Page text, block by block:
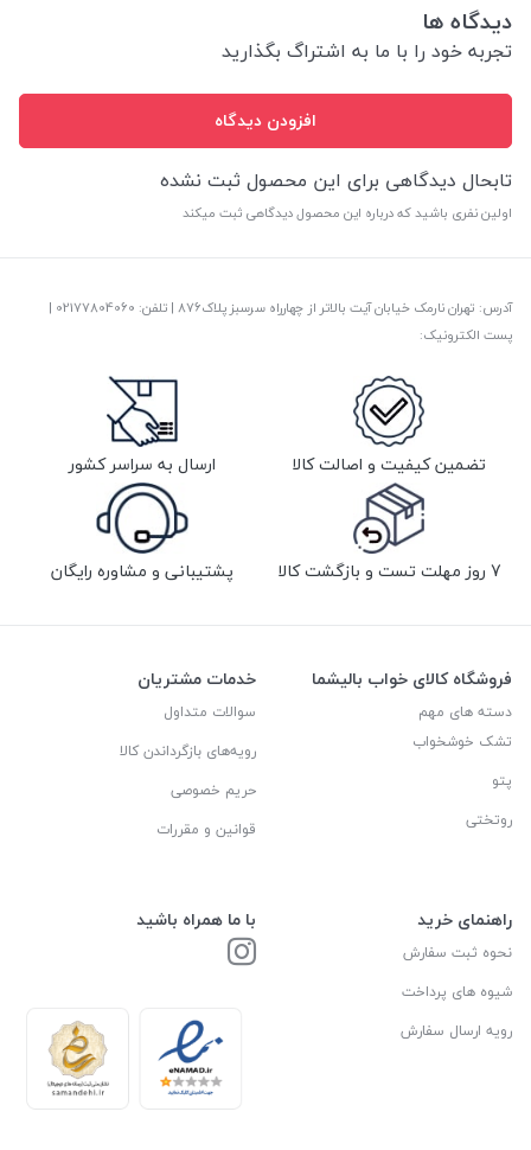
دیدگاه ها
تجربه خود را با ما به اشتراگ بگذارید
افزودن دیدگاه
تابحال دیدگاهی برای این محصول ثبت نشده
اولین نفری باشید که درباره این محصول دیدگاهی ثبت میکند
آدرس: تهران نارمک خیابان آیت بالاتر از چهارراه سرسبز پلاک876 | تلفن: ‎02177804060 |
پست الکترونیک:
تضمین کیفیت و اصالت کالا ارسال به سراسر کشور
7 روز مهلت تست و بازگشت کالا پشتیبانی و مشاوره رایگان
فروشگاه کالای خواب بالیشما
دسته های مهم
تشک خوشخواب
پتو
روتختی
خدمات مشتریان
سوالات متداول
رویه‌های بازگرداندن کالا
حریم خصوصی
قوانین و مقررات
راهنمای خرید
نحوه ثبت سفارش
شیوه های پرداخت
رویه ارسال سفارش
با ما همراه باشید